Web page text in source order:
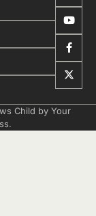
Child by Your
.